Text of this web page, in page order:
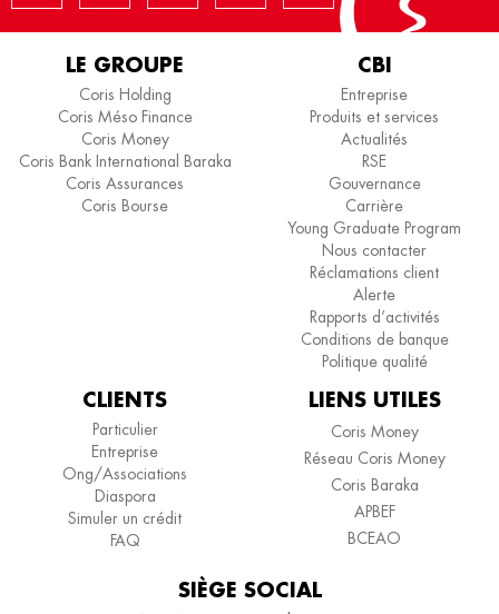
LE GROUPE
Coris Holding
Coris Méso Finance
Coris Money
Coris Bank International Baraka
Coris Assurances
Coris Bourse
CBI
Entreprise
Produits et services
Actualités
RSE
Gouvernance
Carrière
Young Graduate Program
Nous contacter
Réclamations client
Alerte
Rapports d’activités
Conditions de banque
Politique qualité
CLIENTS
Particulier
Entreprise
Ong/Associations
Diaspora
Simuler un crédit
FAQ
LIENS UTILES
Coris Money
Réseau Coris Money
Coris Baraka
APBEF
BCEAO
SIÈGE SOCIAL